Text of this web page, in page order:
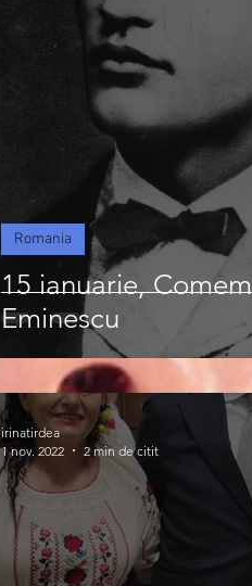
15 ianuarie,
Eminescu
Romania
irinatirdea
1 nov. 2022
2 min de citit